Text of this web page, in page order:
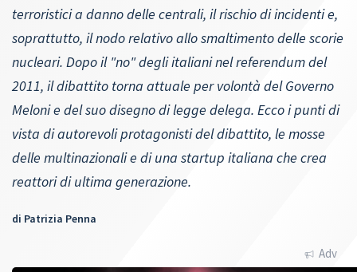
terroristici a danno delle centrali, il rischio di incidenti e,
soprattutto, il nodo relativo allo smaltimento delle scorie
nucleari. Dopo il "no" degli italiani nel referendum del
2011, il dibattito torna attuale per volontà del Governo
Meloni e del suo disegno di legge delega. Ecco i punti di
vista di autorevoli protagonisti del dibattito, le mosse
delle multinazionali e di una startup italiana che crea
reattori di ultima generazione.
di Patrizia Penna
Adv